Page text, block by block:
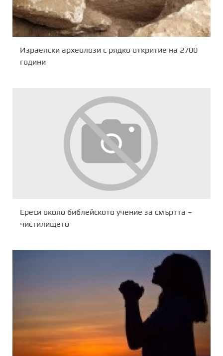
Израелски археолози с рядко откритие на 2700
години
Ереси около библейското учение за смъртта –
чистилището